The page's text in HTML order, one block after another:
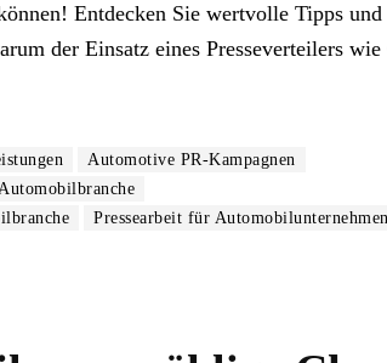
Entdecken Sie wertvolle Tipps und
der Einsatz eines Presseverteilers wie
Automotive PR-Kampagnen
Pressearbeit für Automobilunternehmen